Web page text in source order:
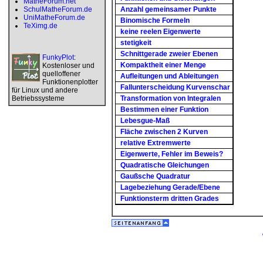
SchulMatheForum.de
UniMatheForum.de
TeXimg.de
FunkyPlot:
Kostenloser und
quelloffener
Funktionenplotter
für Linux und andere
Betriebssysteme
Anzahl gemeinsamer Punkte
Binomische Formeln
keine reelen Eigenwerte
stetigkeit
Schnittgerade zweier Ebenen
Kompaktheit einer Menge
Aufleitungen und Ableitungen
Fallunterscheidung Kurvenschar
Transformation von Integralen
Bestimmen einer Funktion
Lebesgue-Maß
Fläche zwischen 2 Kurven
relative Extremwerte
Eigenwerte, Fehler im Beweis?
Quadratische Gleichungen
Gaußsche Quadratur
Lagebeziehung Gerade/Ebene
Funktionsterm dritten Grades